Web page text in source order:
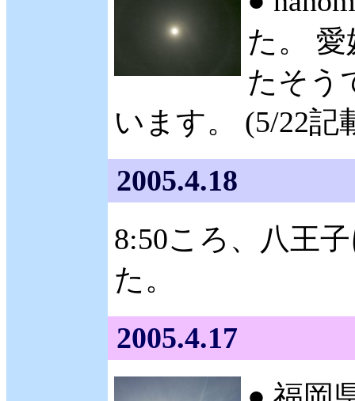
た。
たそう
います。 (5/22記
2005.4.18
8:50ころ、八王
た。
2005.4.17